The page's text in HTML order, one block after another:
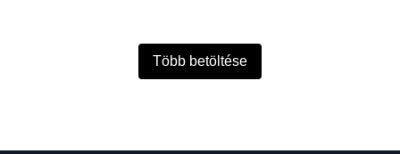
Több betöltése